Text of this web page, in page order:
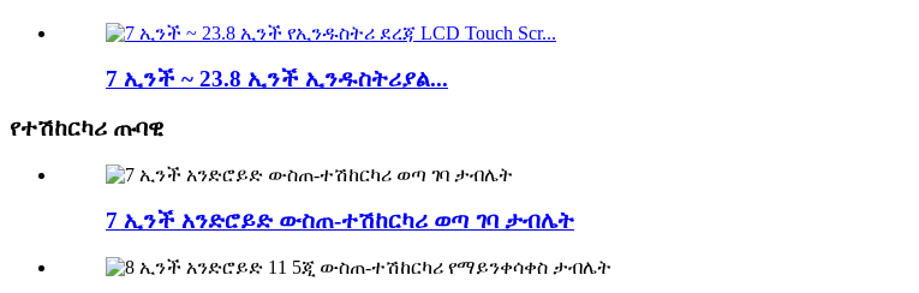
7 ኢንች ~ 23.8 ኢንች ኢንዱስትሪያል...
የተሽከርካሪ ጡባዊ
7 ኢንች አንድሮይድ ውስጠ-ተሽከርካሪ ወጣ ገባ ታብሌት